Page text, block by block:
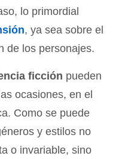
lo primordial
, ya sea sobre el
de los personajes.
ficción pueden
ocasiones, en el
Como se puede
y estilos no
o invariable, sino